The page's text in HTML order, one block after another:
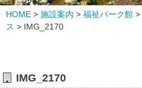
HOME > 施設案内 > 福祉パーク館 >
ス > IMG_2170
IMG_2170